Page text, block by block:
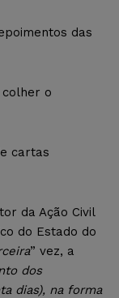
das
o
cartas
da Ação Civil
do Estado do
” vez, a
dos
dias), na forma